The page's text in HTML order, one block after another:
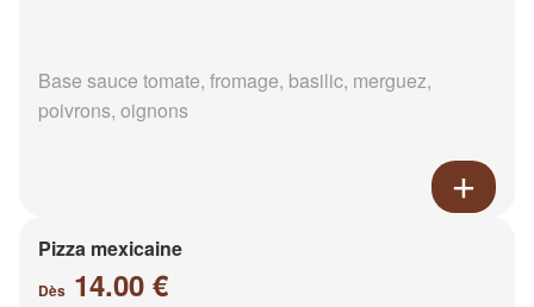
Base sauce tomate, fromage, basilic, merguez,
poivrons, oignons
Pizza mexicaine
Dès 14.00 €